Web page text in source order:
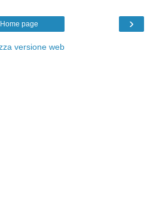
›
Home page
versione web